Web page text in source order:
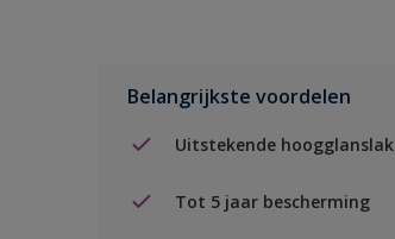
Belangrijkste voordelen
Uitstekende hoogglanslak
Tot 5 jaar bescherming